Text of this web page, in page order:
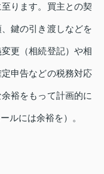
ります。買主との契
鍵の引き渡しなどを
更（相続登記）や相
申告などの税務対応
裕をもって計画的に
ルには余裕を）。